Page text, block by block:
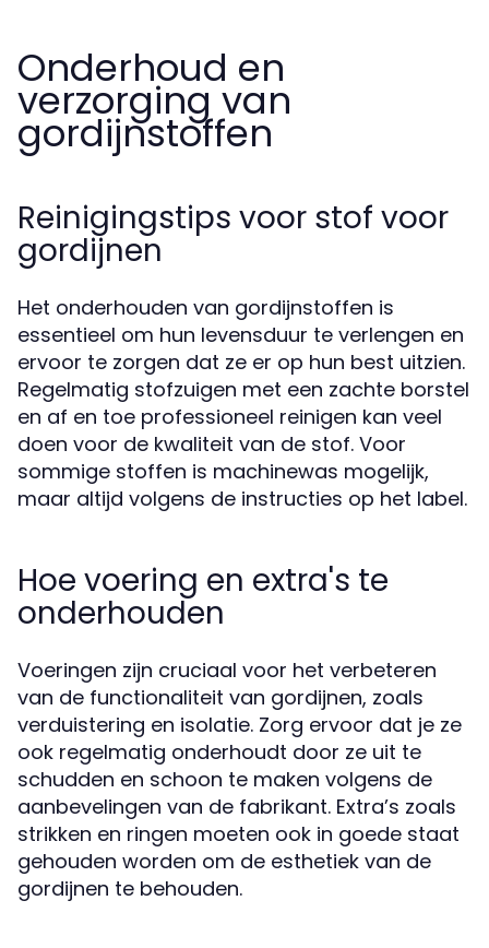
Onderhoud en
verzorging van
gordijnstoffen
Reinigingstips voor stof voor
gordijnen
Het onderhouden van gordijnstoffen is
essentieel om hun levensduur te verlengen en
ervoor te zorgen dat ze er op hun best uitzien.
Regelmatig stofzuigen met een zachte borstel
en af en toe professioneel reinigen kan veel
doen voor de kwaliteit van de stof. Voor
sommige stoffen is machinewas mogelijk,
maar altijd volgens de instructies op het label.
Hoe voering en extra's te
onderhouden
Voeringen zijn cruciaal voor het verbeteren
van de functionaliteit van gordijnen, zoals
verduistering en isolatie. Zorg ervoor dat je ze
ook regelmatig onderhoudt door ze uit te
schudden en schoon te maken volgens de
aanbevelingen van de fabrikant. Extra’s zoals
strikken en ringen moeten ook in goede staat
gehouden worden om de esthetiek van de
gordijnen te behouden.